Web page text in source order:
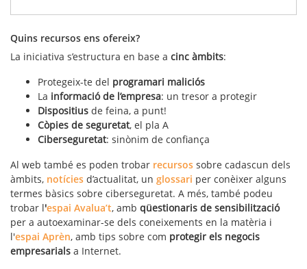
Quins recursos ens ofereix?
La iniciativa s’estructura en base a cinc àmbits:
Protegeix-te del programari maliciós
La informació de l’empresa: un tresor a protegir
Dispositius de feina, a punt!
Còpies de seguretat, el pla A
Ciberseguretat: sinònim de confiança
Al web també es poden trobar recursos sobre cadascun dels
àmbits, notícies d’actualitat, un glossari per conèixer alguns
termes bàsics sobre ciberseguretat. A més, també podeu
trobar l'espai Avalua’t, amb qüestionaris de sensibilització
per a autoexaminar-se dels coneixements en la matèria i
l'espai Aprèn, amb tips sobre com protegir els negocis
empresarials a Internet.